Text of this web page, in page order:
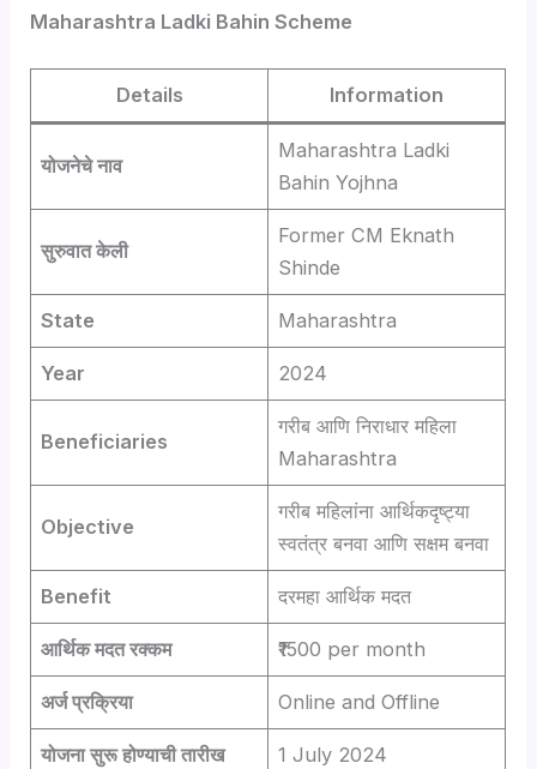
Maharashtra Ladki Bahin Scheme
Details Information
योजनेचे नाव
Maharashtra Ladki
Bahin Yojhna
सुरुवात केली
Former CM Eknath
Shinde
State Maharashtra
Year 2024
Beneficiaries
गरीब आणि निराधार महिला
Maharashtra
Objective
गरीब महिलांना आर्थिकदृष्ट्या
स्वतंत्र बनवा आणि सक्षम बनवा
Benefit दरमहा आर्थिक मदत
आर्थिक मदत रक्कम ₹1500 per month
अर्ज प्रक्रिया Online and Offline
योजना सुरू होण्याची तारीख 1 July 2024